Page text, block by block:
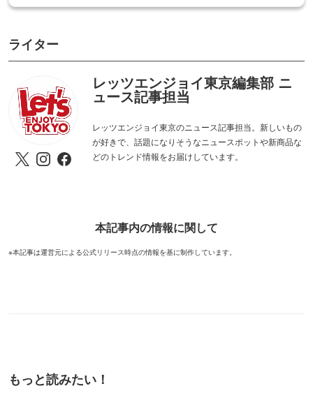
ライター
レッツエンジョイ東京編集部 ニ
ュース記事担当
レッツエンジョイ東京のニュース記事担当。新しいもの
が好きで、話題になりそうなニュースポットや新商品な
どのトレンド情報をお届けしています。
本記事内の情報に関して
※本記事は運営元による公式リリース時点の情報を基に制作しています。
もっと読みたい！